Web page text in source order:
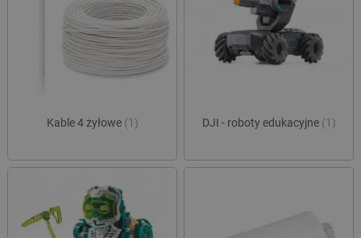
Kable 4 żyłowe (1) DJI - roboty edukacyjne (1)